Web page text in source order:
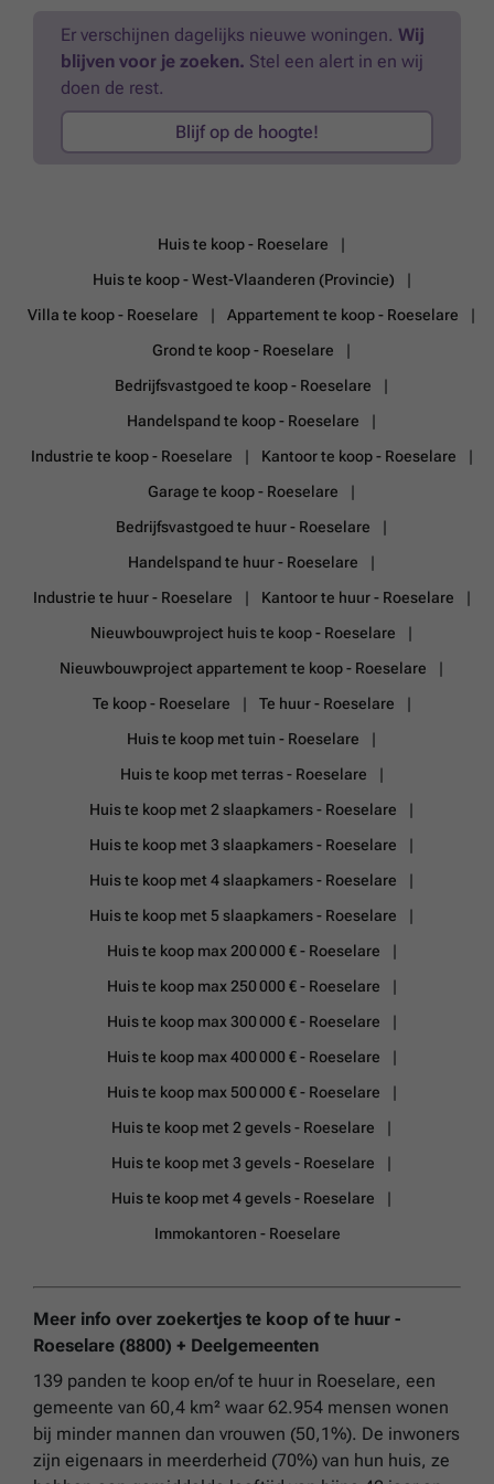
aangename woonervaring. EPC: C Meer weten?
aanwezig.- Nieuwe dakgoten aanwezig (°2025)!Uiterst
INTERESSANTE woning voor gezinnen (5 slpks)! Rustig gelegen, doch,
een zeer VLOTTE verbinding met de autosnelweg! Aarzel zeker niet
om ons te contacteren voor een bezoek ter plaatse : ### - ###
Meer weten?
Er verschijnen dagelijks nieuwe woningen. Wij
blijven voor je zoeken. Stel een alert in en wij
doen de rest.
Blijf op de hoogte!
Huis te koop - Roeselare
Huis te koop - West-Vlaanderen (Provincie)
Villa te koop - Roeselare
Appartement te koop - Roeselare
Grond te koop - Roeselare
Bedrijfsvastgoed te koop - Roeselare
Handelspand te koop - Roeselare
Industrie te koop - Roeselare
Kantoor te koop - Roeselare
Garage te koop - Roeselare
Bedrijfsvastgoed te huur - Roeselare
Handelspand te huur - Roeselare
Industrie te huur - Roeselare
Kantoor te huur - Roeselare
Nieuwbouwproject huis te koop - Roeselare
Nieuwbouwproject appartement te koop - Roeselare
Te koop - Roeselare
Te huur - Roeselare
Huis te koop met tuin - Roeselare
Huis te koop met terras - Roeselare
Huis te koop met 2 slaapkamers - Roeselare
Huis te koop met 3 slaapkamers - Roeselare
Huis te koop met 4 slaapkamers - Roeselare
Huis te koop met 5 slaapkamers - Roeselare
Huis te koop max 200 000 € - Roeselare
Huis te koop max 250 000 € - Roeselare
Huis te koop max 300 000 € - Roeselare
Huis te koop max 400 000 € - Roeselare
Huis te koop max 500 000 € - Roeselare
Huis te koop met 2 gevels - Roeselare
Huis te koop met 3 gevels - Roeselare
Huis te koop met 4 gevels - Roeselare
Immokantoren - Roeselare
Meer info over zoekertjes te koop of te huur -
Roeselare (8800) + Deelgemeenten
139 panden te koop en/of te huur in Roeselare, een
gemeente van 60,4 km² waar 62.954 mensen wonen
bij minder mannen dan vrouwen (50,1%). De inwoners
zijn eigenaars in meerderheid (70%) van hun huis, ze